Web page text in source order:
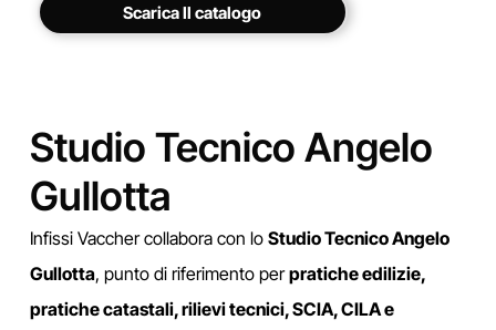
Scarica Il catalogo
Studio Tecnico Angelo
Gullotta
Infissi Vaccher collabora con lo Studio Tecnico Angelo
Gullotta, punto di riferimento per pratiche edilizie,
pratiche catastali, rilievi tecnici, SCIA, CILA e